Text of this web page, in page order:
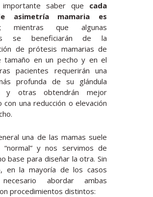
saber que cada
asimetría mamaria es
; mientras que algunas
se beneficiarán de la
de prótesis mamarias de
tamaño en un pecho y en el
pacientes requerirán una
profunda de su glándula
y otras obtendrán mejor
con una reducción o elevación
una de las mamas suele
y nos servimos de
base para diseñar la otra. Sin
en la mayoría de los casos
abordar ambas
procedimientos distintos: